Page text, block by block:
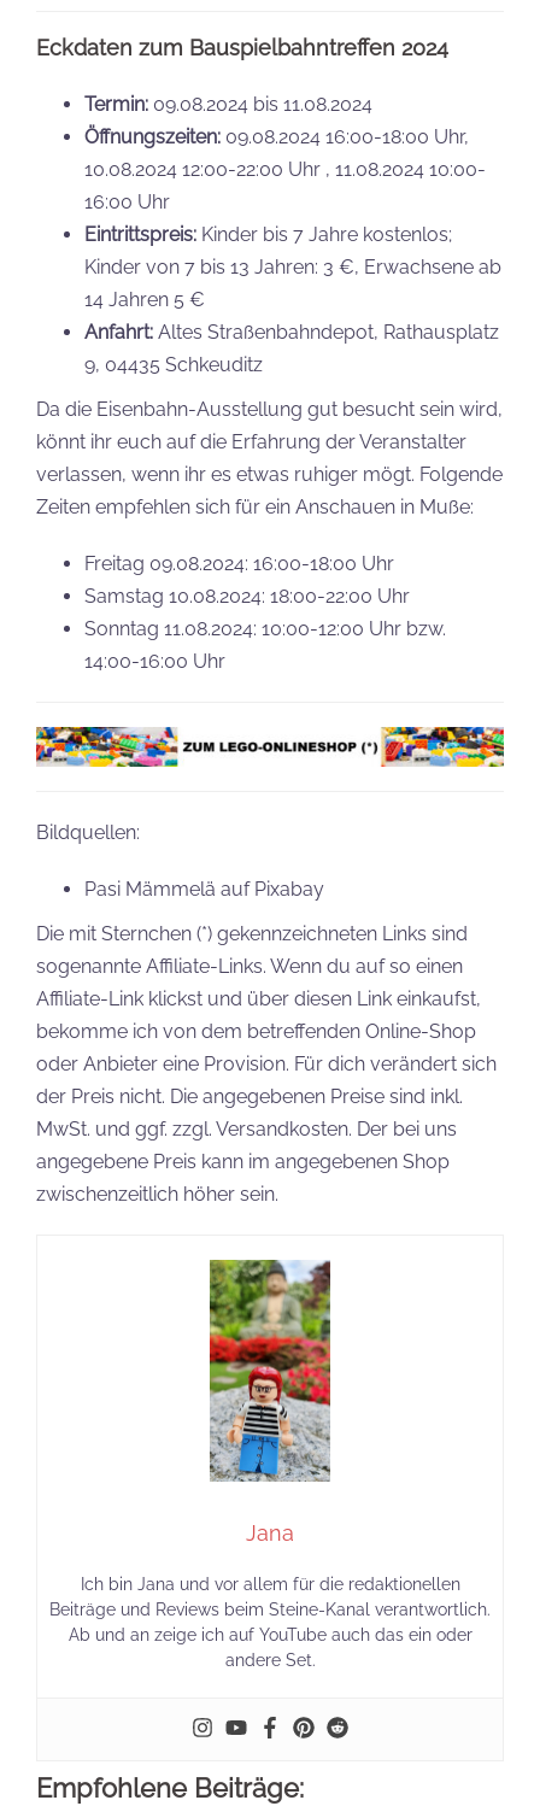
Eckdaten zum Bauspielbahntreffen 2024
Termin: 09.08.2024 bis 11.08.2024
Öffnungszeiten: 09.08.2024 16:00-18:00 Uhr,
10.08.2024 12:00-22:00 Uhr , 11.08.2024 10:00-
16:00 Uhr
Eintrittspreis: Kinder bis 7 Jahre kostenlos;
Kinder von 7 bis 13 Jahren: 3 €, Erwachsene ab
14 Jahren 5 €
Anfahrt: Altes Straßenbahndepot, Rathausplatz
9, 04435 Schkeuditz
Da die Eisenbahn-Ausstellung gut besucht sein wird,
könnt ihr euch auf die Erfahrung der Veranstalter
verlassen, wenn ihr es etwas ruhiger mögt. Folgende
Zeiten empfehlen sich für ein Anschauen in Muße:
Freitag 09.08.2024: 16:00-18:00 Uhr
Samstag 10.08.2024: 18:00-22:00 Uhr
Sonntag 11.08.2024: 10:00-12:00 Uhr bzw.
14:00-16:00 Uhr
Bildquellen:
Pasi Mämmelä auf Pixabay
Die mit Sternchen (*) gekennzeichneten Links sind
sogenannte Affiliate-Links. Wenn du auf so einen
Affiliate-Link klickst und über diesen Link einkaufst,
bekomme ich von dem betreffenden Online-Shop
oder Anbieter eine Provision. Für dich verändert sich
der Preis nicht. Die angegebenen Preise sind inkl.
MwSt. und ggf. zzgl. Versandkosten. Der bei uns
angegebene Preis kann im angegebenen Shop
zwischenzeitlich höher sein.
Jana
Ich bin Jana und vor allem für die redaktionellen
Beiträge und Reviews beim Steine-Kanal verantwortlich.
Ab und an zeige ich auf YouTube auch das ein oder
andere Set.
Empfohlene Beiträge: